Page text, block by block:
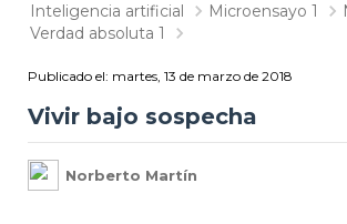
Inteligencia artificial
Microensayo 1
Verdad absoluta 1
Publicado el: martes, 13 de marzo de 2018
Vivir bajo sospecha
Norberto Martín